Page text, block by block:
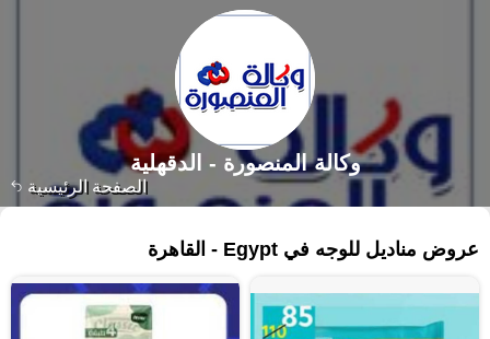
الصفحة الرئيسية
وكالة المنصورة - الدقهلية‎
عروض مناديل للوجه في Egypt - القاهرة